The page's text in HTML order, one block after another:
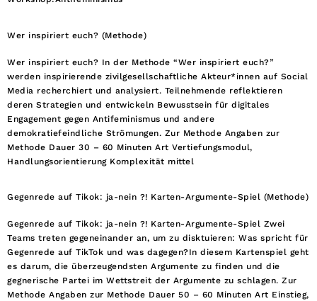
Wer inspiriert euch? (Methode)
Wer inspiriert euch? In der Methode “Wer inspiriert euch?”
werden inspirierende zivilgesellschaftliche Akteur*innen auf Social
Media recherchiert und analysiert. Teilnehmende reflektieren
deren Strategien und entwickeln Bewusstsein für digitales
Engagement gegen Antifeminismus und andere
demokratiefeindliche Strömungen. Zur Methode Angaben zur
Methode Dauer 30 – 60 Minuten Art Vertiefungsmodul,
Handlungsorientierung Komplexität mittel
Gegenrede auf Tikok: ja-nein ?! Karten-Argumente-Spiel (Methode)
Gegenrede auf Tikok: ja-nein ?! Karten-Argumente-Spiel Zwei
Teams treten gegeneinander an, um zu disktuieren: Was spricht für
Gegenrede auf TikTok und was dagegen?In diesem Kartenspiel geht
es darum, die überzeugendsten Argumente zu finden und die
gegnerische Partei im Wettstreit der Argumente zu schlagen. Zur
Methode Angaben zur Methode Dauer 50 – 60 Minuten Art Einstieg,